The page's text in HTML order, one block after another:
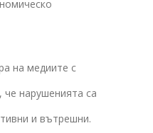
на медиите с
че нарушенията са
и вътрешни.